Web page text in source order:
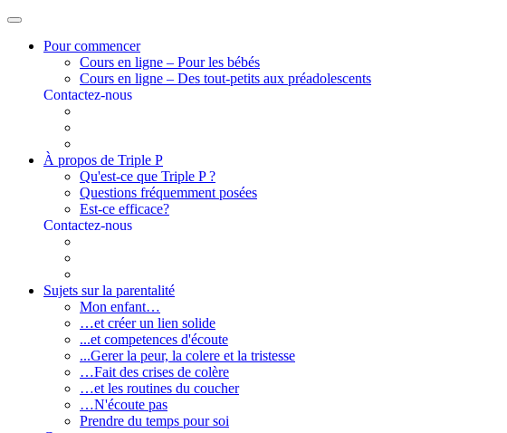
Pour commencer
Cours en ligne – Pour les bébés
Cours en ligne – Des tout-petits aux préadolescents
Contactez-nous
À propos de Triple P
Qu'est-ce que Triple P ?
Questions fréquemment posées
Est-ce efficace?
Contactez-nous
Sujets sur la parentalité
Mon enfant…
…et créer un lien solide
...et competences d'écoute
...Gerer la peur, la colere et la tristesse
…Fait des crises de colère
…et les routines du coucher
…N'écoute pas
Prendre du temps pour soi